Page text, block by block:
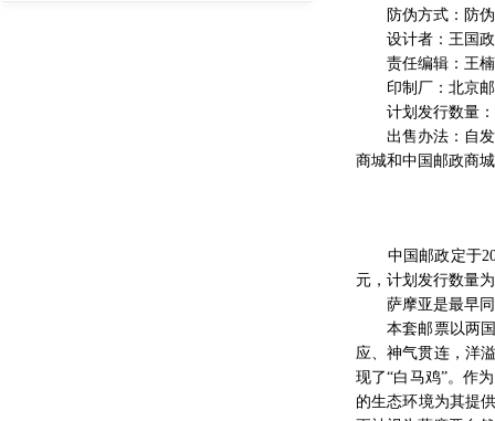
防伪方式：防伪
设计者：王国政
责任编辑：王楠
印制厂：北京邮
计划发行数量：
出售办法：自发行
商城和中国邮政商
中国邮政定于
元，计划发行数量
萨摩亚是最早同
本套邮票以两国
应、神气贯连，洋
现了“白马鸡”。作
的生态环境为其提